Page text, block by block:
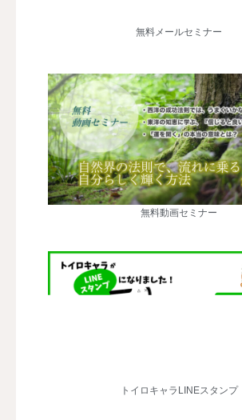
無料メールセミナー
無料動画セミナー
トイロキャラLINEスタンプ